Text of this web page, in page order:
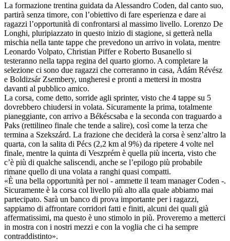
La formazione trentina guidata da Alessandro Coden, dal canto suo,
partirà senza timore, con l’obiettivo di fare esperienza e dare ai
ragazzi l’opportunità di confrontarsi al massimo livello. Lorenzo De
Longhi, pluripiazzato in questo inizio di stagione, si getterà nella
mischia nella tante tappe che prevedono un arrivo in volata, mentre
Leonardo Volpato, Christian Piffer e Roberto Busanello si
testeranno nella tappa regina del quarto giorno. A completare la
selezione ci sono due ragazzi che correranno in casa, Ádám Révész
e Boldizsár Zsembery, ungheresi e pronti a mettersi in mostra
davanti al pubblico amico.
La corsa, come detto, sorride agli sprinter, visto che 4 tappe su 5
dovrebbero chiudersi in volata. Sicuramente la prima, totalmente
pianeggiante, con arrivo a Békéscsaba e la seconda con traguardo a
Paks (rettilineo finale che tende a salire), così come la terza che
termina a Szekszárd. La frazione che deciderà la corsa è senz’altro la
quarta, con la salita di Pécs (2,2 km al 9%) da ripetere 4 volte nel
finale, mentre la quinta di Veszprém è quella più incerta, visto che
c’è più di qualche saliscendi, anche se l’epilogo più probabile
rimane quello di una volata a ranghi quasi compatti.
«È una bella opportunità per noi - ammette il team manager Coden -.
Sicuramente è la corsa col livello più alto alla quale abbiamo mai
partecipato. Sarà un banco di prova importante per i ragazzi,
sappiamo di affrontare corridori fatti e finiti, alcuni dei quali già
affermatissimi, ma questo è uno stimolo in più. Proveremo a metterci
in mostra con i nostri mezzi e con la voglia che ci ha sempre
contraddistinto».